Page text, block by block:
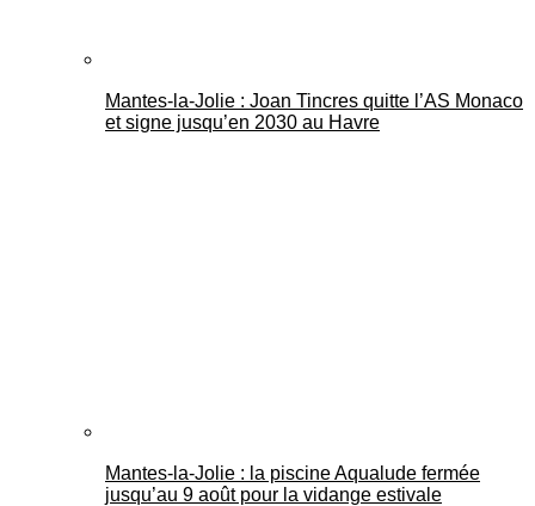
Mantes-la-Jolie : Joan Tincres quitte l’AS Monaco
et signe jusqu’en 2030 au Havre
Mantes-la-Jolie : la piscine Aqualude fermée
jusqu’au 9 août pour la vidange estivale